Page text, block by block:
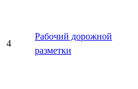
4
Рабочий дорожной
разметки